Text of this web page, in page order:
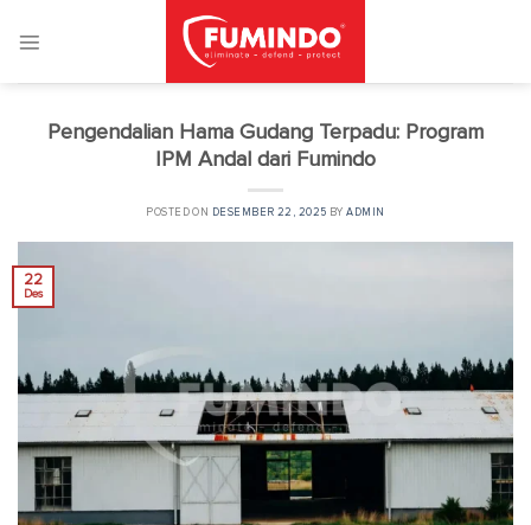
Pengendalian Hama Gudang Terpadu: Program
IPM Andal dari Fumindo
POSTED ON DESEMBER 22, 2025 BYADMIN
22
Des